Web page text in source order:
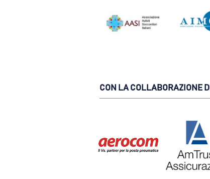
CON LA COLLABORAZIONE DI